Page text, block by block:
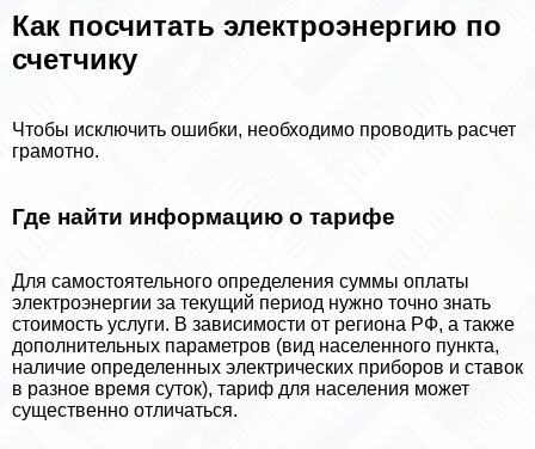
Как посчитать электроэнергию по
счетчику
Чтобы исключить ошибки, необходимо проводить расчет
грамотно.
Где найти информацию о тарифе
Для самостоятельного определения суммы оплаты
электроэнергии за текущий период нужно точно знать
стоимость услуги. В зависимости от региона РФ, а также
дополнительных параметров (вид населенного пункта,
наличие определенных электрических приборов и ставок
в разное время суток), тариф для населения может
существенно отличаться.